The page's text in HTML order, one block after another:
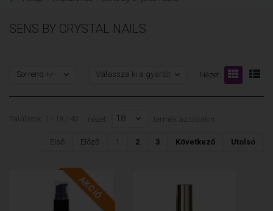
SENS BY CRYSTAL NAILS
Nézet:
Sorrend +/- Válassza ki a gyártót
Találatok: 1 - 18 / 43 nézet: 18 termék az oldalon
Első Előző 1 2 3 Következő Utolsó
AKCIÓ